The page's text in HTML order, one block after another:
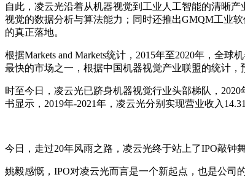
自此，凌云光沿着从机器视觉到工业人工智能的清晰
视觉的数据分析与算法能力；同时还推出GMQM工业
的真正落地。
根据Markets and Markets统计，2015年至2020年，全
最快的市场之一，根据中国机器视觉产业联盟的统计，
时至今日，凌云光已跻身机器视觉行业头部梯队，
书显示，2019年-2021年，凌云光分别实现营业收入
今日，走过20年风雨之路，凌云光终于站上了IPO敲钟
姚毅感慨，IPO对凌云光而言是一个新起点，也是公司